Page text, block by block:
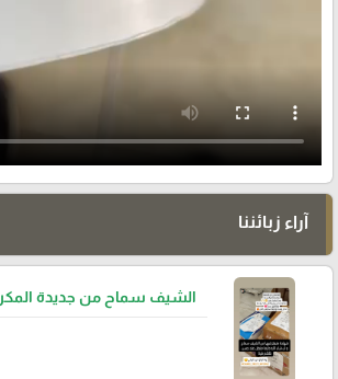
آراء زبائننا
الشيف سماح من جديدة المكر